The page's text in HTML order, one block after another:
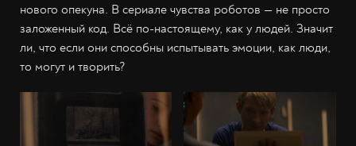
нового опекуна. В сериале чувства роботов — не просто
заложенный код. Всё по-настоящему, как у людей. Значит
ли, что если они способны испытывать эмоции, как люди,
то могут и творить?